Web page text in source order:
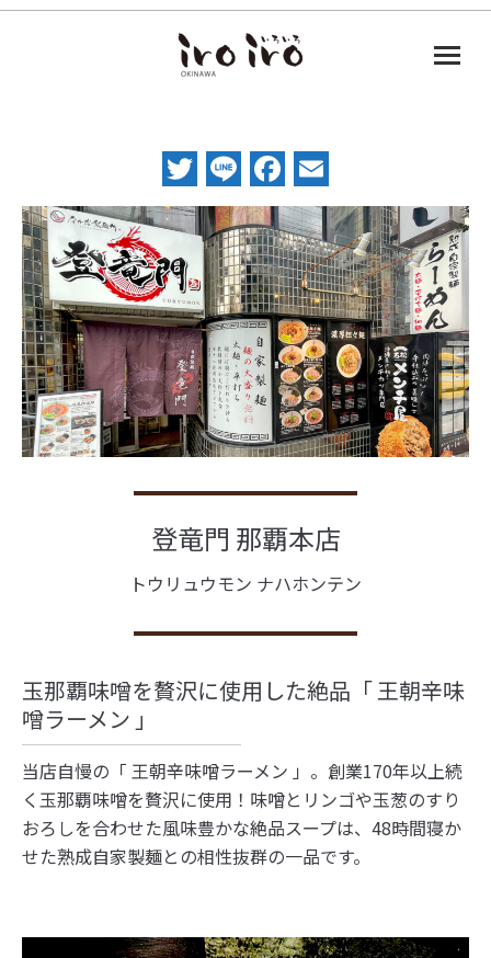
Twitter
LineFacebook
登竜門 那覇本店
トウリュウモン ナハホンテン
玉那覇味噌を贅沢に使用した絶品「 王朝辛味
噌ラーメン 」
当店自慢の「 王朝辛味噌ラーメン 」。創業170年以上続
く玉那覇味噌を贅沢に使用！味噌とリンゴや玉葱のすり
おろしを合わせた風味豊かな絶品スープは、48時間寝か
せた熟成自家製麺との相性抜群の一品です。